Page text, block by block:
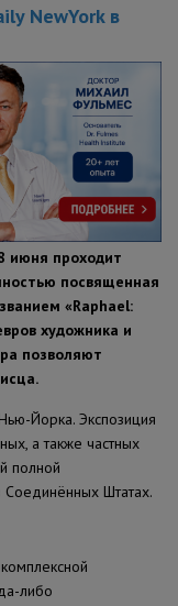
NewYork в
июня проходит
посвященная
«Raphael:
художника и
позволяют
Йорка. Экспозиция
а также частных
полной
Соединённых Штатах.
либо